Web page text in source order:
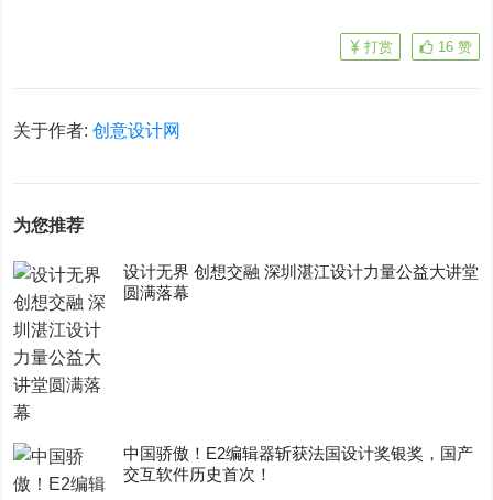
16 赞
打赏
关于作者:创意设计网
为您推荐
设计无界 创想交融 深圳湛江设计力量公益大讲堂
圆满落幕
中国骄傲！E2编辑器斩获法国设计奖银奖，国产
交互软件历史首次！